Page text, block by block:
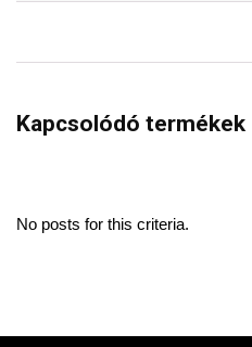
Kapcsolódó termékek
No posts for this criteria.